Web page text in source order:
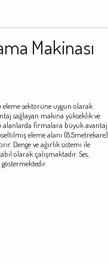
Makinası
sektörüne uygun olarak
sağlayan makina yükseklik ve
alanlarda firmalara büyük avantaj
eleme alanı (8.5metrekare)
Denge ve ağırlık sistemi ile
olarak çalışmaktadır. Ses,